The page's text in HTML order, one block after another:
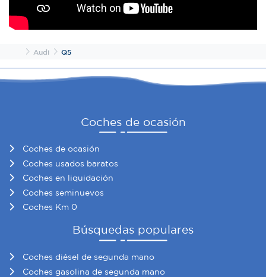
InicioAudi Q5
Coches de ocasión
Coches de ocasión
Coches usados baratos
Coches en liquidación
Coches seminuevos
Coches Km 0
Búsquedas populares
Coches diésel de segunda mano
Coches gasolina de segunda mano